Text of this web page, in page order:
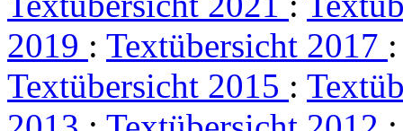
2019 : Textübersicht 2017
Textübersicht 2015 :